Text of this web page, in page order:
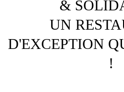
&
UN
D'EXCEPTION
!